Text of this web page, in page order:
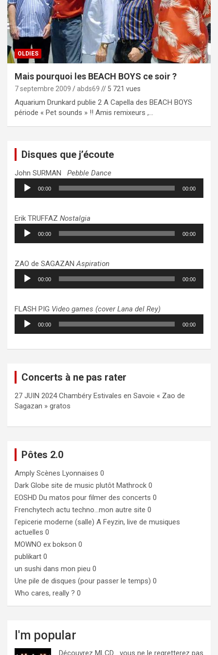
OLDIES
Mais pourquoi les BEACH BOYS ce soir ?
7 septembre 2009 abds69 // 5 721 vues
Aquarium Drunkard publie 2 A Capella des BEACH BOYS
période « Pet sounds » !! Amis remixeurs ,…
Disques que j’écoute
John SURMAN Pebble Dance
Lecteur
audio
00:00 00:00
Erik TRUFFAZ Nostalgia
Lecteur
audio
00:00 00:00
ZAO de SAGAZANAspiration
Lecteur
audio
00:00 00:00
FLASH PIG Video games (cover Lana del Rey)
Lecteur
audio
00:00 00:00
Concerts à ne pas rater
27 JUIN 2024 Chambéry Estivales en Savoie « Zao de
Sagazan » gratos
Pôtes 2.0
Amply Scènes Lyonnaises 0
Dark Globe site de music plutôt Mathrock 0
EOSHD Du matos pour filmer des concerts 0
Frenchytech actu techno…mon autre site 0
l'epicerie moderne (salle) A Feyzin, live de musiques
actuelles 0
MOWNO ex bokson 0
publikart 0
un sushi dans mon pieu 0
Une pile de disques (pour passer le temps) 0
Who cares, really ? 0
I'm popular
Découvrez MLCD… vous ne le regretterez pas